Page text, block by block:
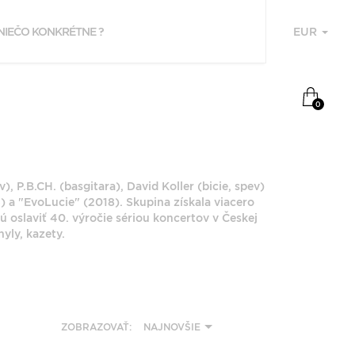
P.B.CH. (basgitara), David Koller (bicie, spev)
"EvoLucie" (2018). Skupina získala viacero
oslaviť 40. výročie sériou koncertov v Českej
kazety.
ZOBRAZOVAŤ: NAJNOVŠIE
EUR
0